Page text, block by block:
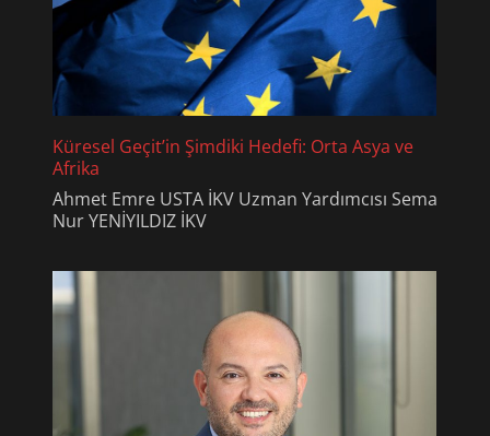
Küresel Geçit’in Şimdiki Hedefi: Orta Asya ve
Afrika
Ahmet Emre USTA İKV Uzman Yardımcısı Sema
Nur YENİYILDIZ İKV